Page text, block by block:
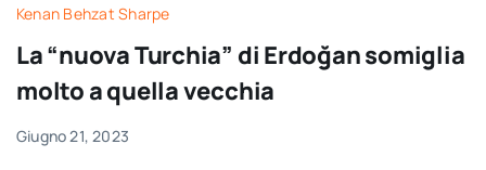
Kenan Behzat Sharpe
La “nuova Turchia” di Erdoğan somiglia
molto a quella vecchia
Giugno 21, 2023